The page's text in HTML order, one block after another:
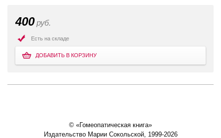
400 руб.
Есть на складе
ДОБАВИТЬ В КОРЗИНУ
© «Гомеопатическая книга»
Издательство Марии Сокольской, 1999-2026